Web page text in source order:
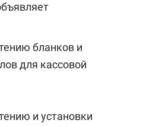
бланков и
для кассовой
и установки